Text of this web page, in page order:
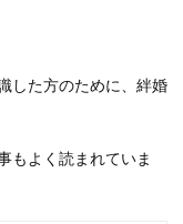
した方のために、絆婚
もよく読まれていま